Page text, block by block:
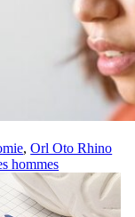
,Orl Oto Rhino
hommes